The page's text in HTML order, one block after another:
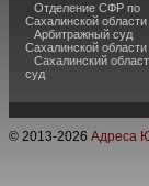
Отделение СФР по
Сахалинской области
Арбитражный суд
Сахалинской области
Сахалинский
суд
© 2013-2026 Адреса